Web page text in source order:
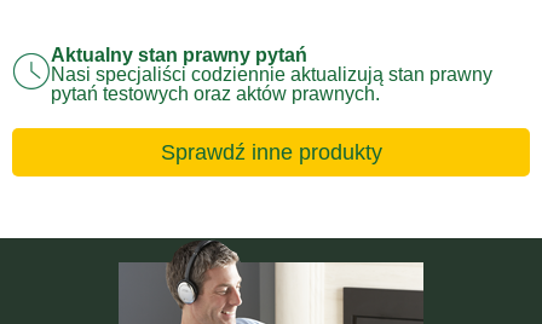
Aktualny stan prawny pytań
Nasi specjaliści codziennie aktualizują stan prawny
pytań testowych oraz aktów prawnych.
Sprawdź inne produkty